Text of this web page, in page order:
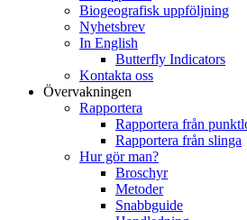
Biogeografisk uppföljning
Nyhetsbrev
In English
Butterfly Indicators
Kontakta oss
Övervakningen
Rapportera
Rapportera från
Rapportera från slinga
Hur gör man?
Broschyr
Metoder
Snabbguide